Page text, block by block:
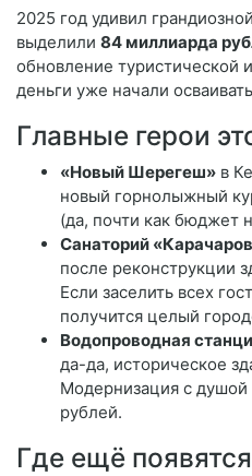
2025 год удивил
выделили 84 миллиарда
обновление туристической
деньги уже начали
Главные герои
«Новый Шерегеш» в
новый горнолыжный
(да, почти как бюджет
Санаторий
после реконструкции
Если заселить всех
получится целый
Водопроводная
да-да, историческое
Модернизация с
рублей.
Где ещё